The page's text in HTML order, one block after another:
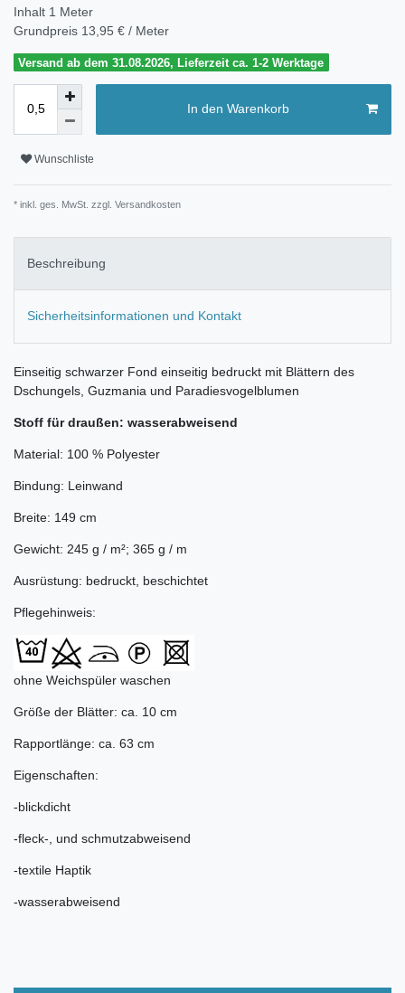
Inhalt 1 Meter
Grundpreis 13,95 € / Meter
Versand ab dem 31.08.2026, Lieferzeit ca. 1-2 Werktage
In den Warenkorb
Wunschliste
* inkl. ges. MwSt. zzgl. Versandkosten
Beschreibung
Sicherheitsinformationen und Kontakt
Einseitig schwarzer Fond einseitig bedruckt mit Blättern des
Dschungels, Guzmania und Paradiesvogelblumen
Stoff für draußen: wasserabweisend
Material: 100 % Polyester
Bindung: Leinwand
Breite: 149 cm
Gewicht: 245 g / m²; 365 g / m
Ausrüstung: bedruckt, beschichtet
Pflegehinweis:
ohne Weichspüler waschen
Größe der Blätter: ca. 10 cm
Rapportlänge: ca. 63 cm
Eigenschaften:
-blickdicht
-fleck-, und schmutzabweisend
-textile Haptik
-wasserabweisend